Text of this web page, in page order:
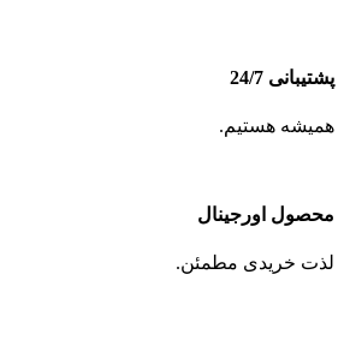
پشتیبانی 24/7
همیشه هستیم.
محصول اورجینال
لذت خریدی مطمئن.